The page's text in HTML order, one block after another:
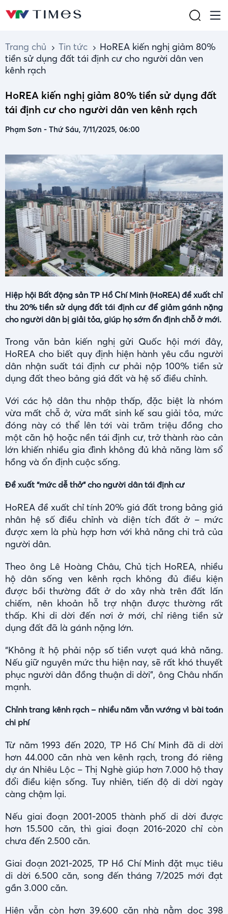
Trang chủ Tin tức
HoREA kiến nghị giảm 80%
tiền sử dụng đất tái định cư cho người dân ven
kênh rạch
HoREA kiến nghị giảm 80% tiền sử dụng đất
tái định cư cho người dân ven kênh rạch
Phạm Sơn - Thứ Sáu, 7/11/2025, 06:00
Hiệp hội Bất động sản TP Hồ Chí Minh (HoREA) đề xuất chỉ
thu 20% tiền sử dụng đất tái định cư để giảm gánh nặng
cho người dân bị giải tỏa, giúp họ sớm ổn định chỗ ở mới.
Trong văn bản kiến nghị gửi Quốc hội mới đây,
HoREA cho biết quy định hiện hành yêu cầu người
dân nhận suất tái định cư phải nộp 100% tiền sử
dụng đất theo bảng giá đất và hệ số điều chỉnh.
Với các hộ dân thu nhập thấp, đặc biệt là nhóm
vừa mất chỗ ở, vừa mất sinh kế sau giải tỏa, mức
đóng này có thể lên tới vài trăm triệu đồng cho
một căn hộ hoặc nền tái định cư, trở thành rào cản
lớn khiến nhiều gia đình không đủ khả năng làm sổ
hồng và ổn định cuộc sống.
Đề xuất “mức dễ thở” cho người dân tái định cư
HoREA đề xuất chỉ tính 20% giá đất trong bảng giá
nhân hệ số điều chỉnh và diện tích đất ở – mức
được xem là phù hợp hơn với khả năng chi trả của
người dân.
Theo ông Lê Hoàng Châu, Chủ tịch HoREA, nhiều
hộ dân sống ven kênh rạch không đủ điều kiện
được bồi thường đất ở do xây nhà trên đất lấn
chiếm, nên khoản hỗ trợ nhận được thường rất
thấp. Khi di dời đến nơi ở mới, chỉ riêng tiền sử
dụng đất đã là gánh nặng lớn.
“Không ít hộ phải nộp số tiền vượt quá khả năng.
Nếu giữ nguyên mức thu hiện nay, sẽ rất khó thuyết
phục người dân đồng thuận di dời”, ông Châu nhấn
mạnh.
Chỉnh trang kênh rạch – nhiều năm vẫn vướng vì bài toán
chi phí
Từ năm 1993 đến 2020, TP Hồ Chí Minh đã di dời
hơn 44.000 căn nhà ven kênh rạch, trong đó riêng
dự án Nhiêu Lộc – Thị Nghè giúp hơn 7.000 hộ thay
đổi điều kiện sống. Tuy nhiên, tiến độ di dời ngày
càng chậm lại.
Nếu giai đoạn 2001-2005 thành phố di dời được
hơn 15.500 căn, thì giai đoạn 2016-2020 chỉ còn
chưa đến 2.500 căn.
Giai đoạn 2021-2025, TP Hồ Chí Minh đặt mục tiêu
di dời 6.500 căn, song đến tháng 7/2025 mới đạt
gần 3.000 căn.
Hiện vẫn còn hơn 39.600 căn nhà nằm dọc 398